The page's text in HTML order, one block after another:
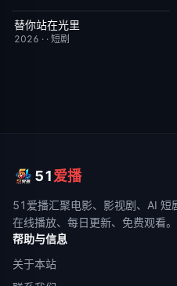
完结
替你站在光里
2026 · · 短剧
51爱播
51爱播汇聚电影、影视剧、AI 短
在线播放、每日更新、免费观看。
帮助与信息
关于本站